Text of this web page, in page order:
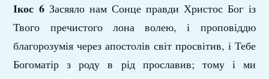
Ікос 6Засяяло нам Сонце правди Христос Бог із
Твого пречистого лона волею, і проповіддю
благорозумія через апостолів світ просвітив, і Тебе
Богоматір з роду в рід прославив; тому і ми